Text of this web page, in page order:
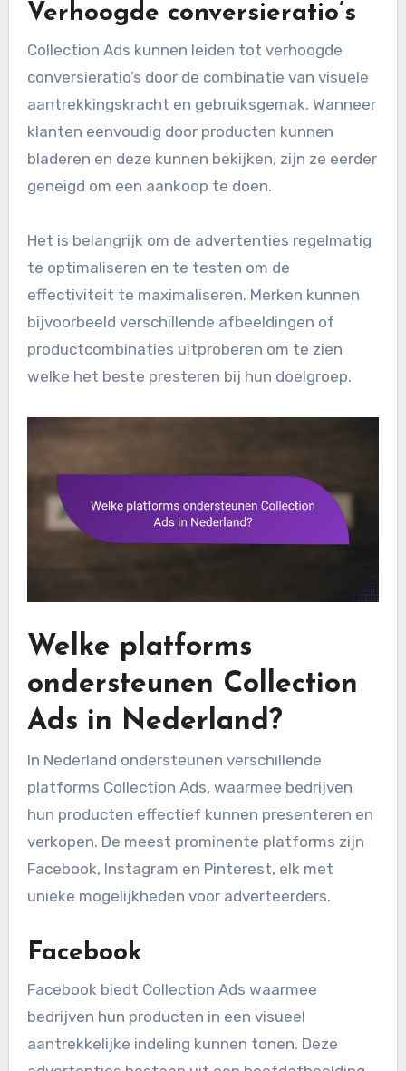
Verhoogde conversieratio’s
Collection Ads kunnen leiden tot verhoogde
conversieratio’s door de combinatie van visuele
aantrekkingskracht en gebruiksgemak. Wanneer
klanten eenvoudig door producten kunnen
bladeren en deze kunnen bekijken, zijn ze eerder
geneigd om een aankoop te doen.
Het is belangrijk om de advertenties regelmatig
te optimaliseren en te testen om de
effectiviteit te maximaliseren. Merken kunnen
bijvoorbeeld verschillende afbeeldingen of
productcombinaties uitproberen om te zien
welke het beste presteren bij hun doelgroep.
Welke platforms
ondersteunen Collection
Ads in Nederland?
In Nederland ondersteunen verschillende
platforms Collection Ads, waarmee bedrijven
hun producten effectief kunnen presenteren en
verkopen. De meest prominente platforms zijn
Facebook, Instagram en Pinterest, elk met
unieke mogelijkheden voor adverteerders.
Facebook
Facebook biedt Collection Ads waarmee
bedrijven hun producten in een visueel
aantrekkelijke indeling kunnen tonen. Deze